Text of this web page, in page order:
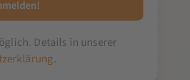
Details in unserer
.